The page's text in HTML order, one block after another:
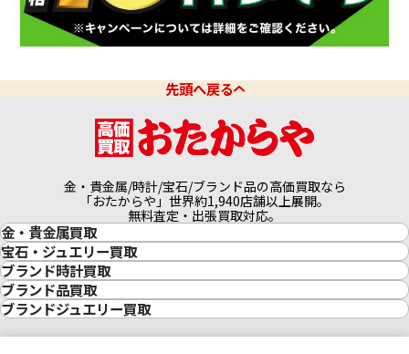
先頭へ戻る
金・貴金属/時計/宝石/ブランド品の高価買取なら
「おたからや」世界約1,940店舗以上展開。
無料査定・出張買取対応。
金・貴金属買取
金買取
金の相場価格情報
金の参考買取価格一覧
インゴット買取
インゴットの相場価格情報
24金買取
宝石・ジュエリー買取
宝石・ジュエリー買取
ダイヤモンド買取
ダイヤモンド・宝石の参考価格一覧
リング・結婚指輪買取
エメラルド買取
ブランド時計買取
時計買取
ロレックス買取
ロレックス デイトナ買取
ロレックス サブマリーナー買取
ブランド品買取
ブランド買取
ブランドジュエリー買取